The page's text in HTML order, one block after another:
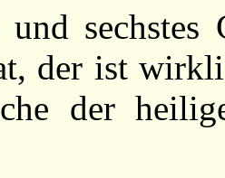
und
der ist
der